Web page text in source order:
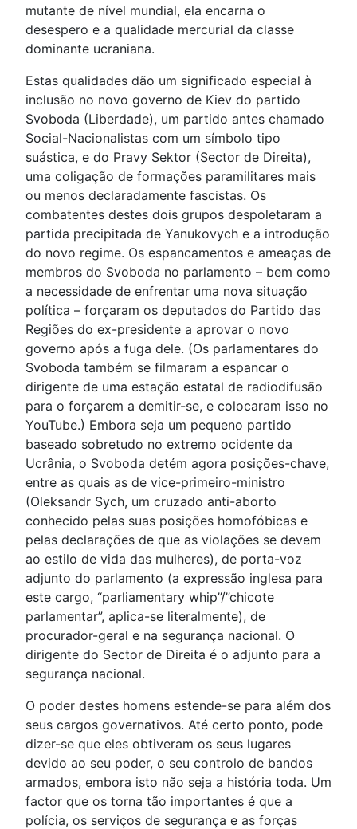
mutante de nível mundial, ela encarna o
desespero e a qualidade mercurial da classe
dominante ucraniana.
Estas qualidades dão um significado especial à
inclusão no novo governo de Kiev do partido
Svoboda (Liberdade), um partido antes chamado
Social-Nacionalistas com um símbolo tipo
suástica, e do Pravy Sektor (Sector de Direita),
uma coligação de formações paramilitares mais
ou menos declaradamente fascistas. Os
combatentes destes dois grupos despoletaram a
partida precipitada de Yanukovych e a introdução
do novo regime. Os espancamentos e ameaças de
membros do Svoboda no parlamento – bem como
a necessidade de enfrentar uma nova situação
política – forçaram os deputados do Partido das
Regiões do ex-presidente a aprovar o novo
governo após a fuga dele. (Os parlamentares do
Svoboda também se filmaram a espancar o
dirigente de uma estação estatal de radiodifusão
para o forçarem a demitir-se, e colocaram isso no
YouTube.) Embora seja um pequeno partido
baseado sobretudo no extremo ocidente da
Ucrânia, o Svoboda detém agora posições-chave,
entre as quais as de vice-primeiro-ministro
(Oleksandr Sych, um cruzado anti-aborto
conhecido pelas suas posições homofóbicas e
pelas declarações de que as violações se devem
ao estilo de vida das mulheres), de porta-voz
adjunto do parlamento (a expressão inglesa para
este cargo, “parliamentary whip”/”chicote
parlamentar”, aplica-se literalmente), de
procurador-geral e na segurança nacional. O
dirigente do Sector de Direita é o adjunto para a
segurança nacional.
O poder destes homens estende-se para além dos
seus cargos governativos. Até certo ponto, pode
dizer-se que eles obtiveram os seus lugares
devido ao seu poder, o seu controlo de bandos
armados, embora isto não seja a história toda. Um
factor que os torna tão importantes é que a
polícia, os serviços de segurança e as forças